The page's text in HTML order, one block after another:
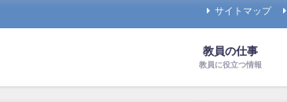
サイトマップ
教員の仕事
教員に役立つ情報